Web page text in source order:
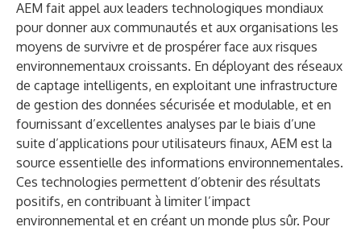
AEM fait appel aux leaders technologiques mondiaux
pour donner aux communautés et aux organisations les
moyens de survivre et de prospérer face aux risques
environnementaux croissants. En déployant des réseaux
de captage intelligents, en exploitant une infrastructure
de gestion des données sécurisée et modulable, et en
fournissant d’excellentes analyses par le biais d’une
suite d’applications pour utilisateurs finaux, AEM est la
source essentielle des informations environnementales.
Ces technologies permettent d’obtenir des résultats
positifs, en contribuant à limiter l’impact
environnemental et en créant un monde plus sûr. Pour